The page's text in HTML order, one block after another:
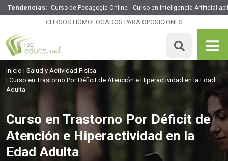
Tendencias: Curso de Pedagogía Online Curso en Inteligencia Artificial
CURSOS HOMOLOGADOS PARA OPOSICIONES
Curso en Trastorno Por Déficit de Atención e
Hiperactividad en la Edad Adulta
200 H
Inicio
Salud y Actividad Física
Curso en Trastorno Por Déficit de Atención e Hiperactividad en la Edad
Adulta
Curso en Trastorno Por Déficit de
Atención e Hiperactividad en la
Edad Adulta